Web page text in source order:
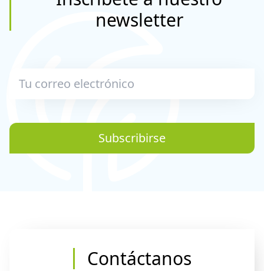
newsletter
Subscribirse
Contáctanos